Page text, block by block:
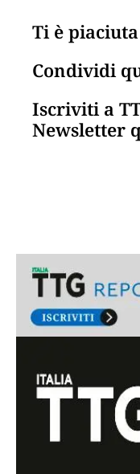
Ti è
Condividi
Iscriviti a
Newsletter